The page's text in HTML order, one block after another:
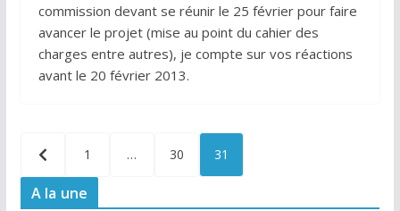
commission devant se réunir le 25 février pour faire
avancer le projet (mise au point du cahier des
charges entre autres), je compte sur vos réactions
avant le 20 février 2013.
Pagination
des
1 … 30 31
A la une